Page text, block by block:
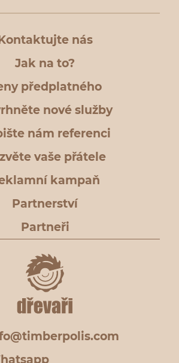
nás
Jak na to?
předplatného
nové služby
nám referenci
vaše přátele
kampaň
Partnerství
Partneři